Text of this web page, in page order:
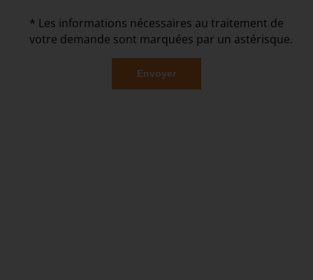
* Les informations nécessaires au traitement de
votre demande sont marquées par un astérisque.
Envoyer